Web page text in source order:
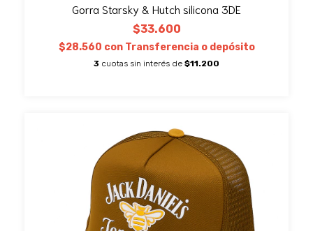
Gorra Starsky & Hutch silicona 3DE
$33.600
$28.560 con Transferencia o depósito
3 cuotas sin interés de $11.200